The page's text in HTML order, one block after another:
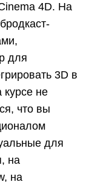
4D. На
для
3D в
не
что вы
для
на
на